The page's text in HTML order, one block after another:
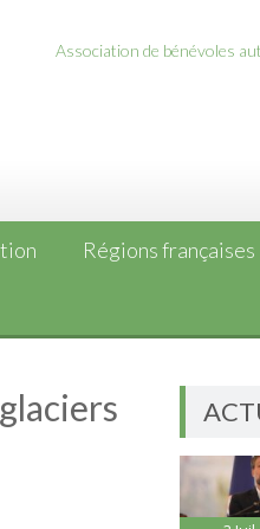
Association de bénévoles
Régions françaises